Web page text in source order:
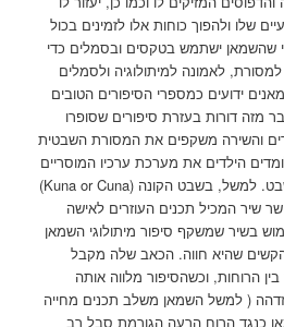
שלו ולהפוך כוחות אלו לזמינים בכול
שהשמאן ישתמש בטקסים ובסמלים כדי
לאמונה למיתולוגיה ולסמלים
ידועים כמספרי הסיפורים הטובים
מזה דורות בעזרת סיפורים שסופרו
והשירה משקפים את המסורת השבטית
הילדים את מערכת ערכיו המוסריים
והתרבותיים והרוחנים של השבט. למשל, בשבט הקונה (Kuna or Cuna)
שיר המכיל תכנים העוזרים לאישה
בשיר שמשקף סיפור מיתולוגי השמאן
שהיא חווה. הכאב שלה מקבל
הרוחות, וכשהסיפור מלווה אותה
( למשל השמאן משלב תכנים מחייה
כנגד הרוח הרעה הגורמת סבל רב